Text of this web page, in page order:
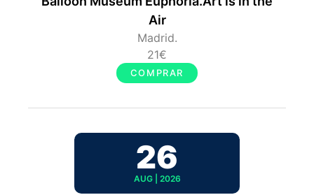
Air
Madrid.
21€
COMPRAR
26
AUG | 2026